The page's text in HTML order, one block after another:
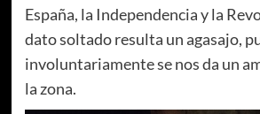
España, la Independencia y la
dato soltado resulta un agasajo,
involuntariamente se nos da un
la zona.